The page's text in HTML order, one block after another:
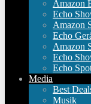
Amazon
Echo
Amazon
Echo
Amazon
Echo
Echo
Media
Best
Musik